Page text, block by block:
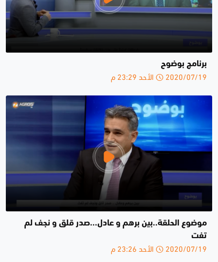
برنامج بوضوح
2020/07/19 الأحد 23:29 م
موضوع الحلقة..بين برهم و عادل...صدر قلق و نجف لم
تفت
2020/07/19 الأحد 23:26 م